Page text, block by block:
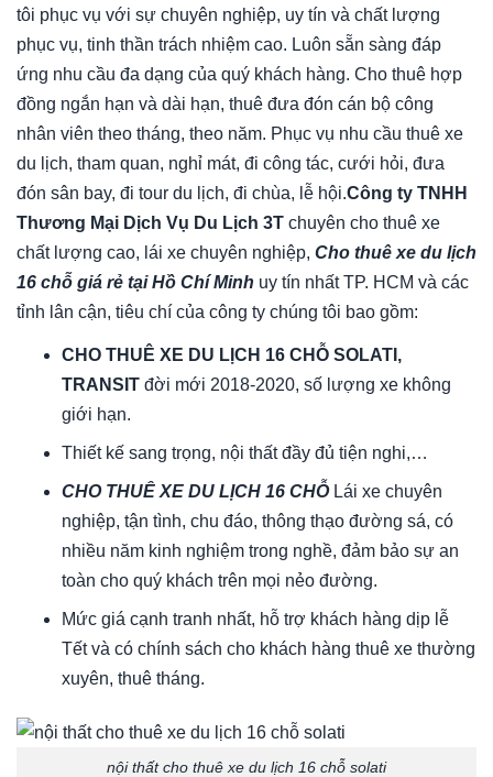
tôi phục vụ với sự chuyên nghiệp, uy tín và chất lượng
phục vụ, tinh thần trách nhiệm cao. Luôn sẵn sàng đáp
ứng nhu cầu đa dạng của quý khách hàng. Cho thuê hợp
đồng ngắn hạn và dài hạn, thuê đưa đón cán bộ công
nhân viên theo tháng, theo năm. Phục vụ nhu cầu thuê xe
du lịch, tham quan, nghỉ mát, đi công tác, cưới hỏi, đưa
đón sân bay, đi tour du lịch, đi chùa, lễ hội.Công ty TNHH
Thương Mại Dịch Vụ Du Lịch 3T chuyên cho thuê xe
chất lượng cao, lái xe chuyên nghiệp, Cho thuê xe du lịch
16 chỗ giá rẻ tại Hồ Chí Minh uy tín nhất TP. HCM và các
tỉnh lân cận, tiêu chí của công ty chúng tôi bao gồm:
CHO THUÊ XE DU LỊCH 16 CHỖ SOLATI,
TRANSIT đời mới 2018-2020, số lượng xe không
giới hạn.
Thiết kế sang trọng, nội thất đầy đủ tiện nghi,…
CHO THUÊ XE DU LỊCH 16 CHỖLái xe chuyên
nghiệp, tận tình, chu đáo, thông thạo đường sá, có
nhiều năm kinh nghiệm trong nghề, đảm bảo sự an
toàn cho quý khách trên mọi nẻo đường.
Mức giá cạnh tranh nhất, hỗ trợ khách hàng dịp lễ
Tết và có chính sách cho khách hàng thuê xe thường
xuyên, thuê tháng.
nội thất cho thuê xe du lịch 16 chỗ solati